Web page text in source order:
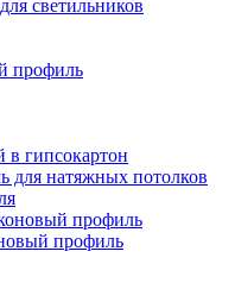
светильников
профиль
гипсокартон
натяжных потолков
профиль